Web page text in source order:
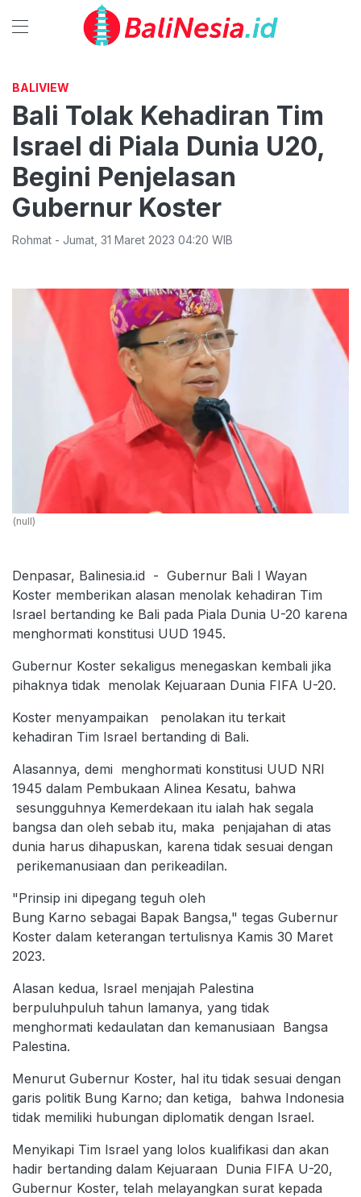
BALIVIEW
Bali Tolak Kehadiran Tim
Israel di Piala Dunia U20,
Begini Penjelasan
Gubernur Koster
Rohmat - Jumat 31 Maret 2023 04:20 WIB
(null)
Denpasar, Balinesia.id - Gubernur Bali I Wayan
Koster memberikan alasan menolak kehadiran Tim
Israel bertanding ke Bali pada Piala Dunia U-20 karena
menghormati konstitusi UUD 1945.
Gubernur Koster sekaligus menegaskan kembali jika
pihaknya tidak menolak Kejuaraan Dunia FIFA U-20.
Koster menyampaikan penolakan itu terkait
kehadiran Tim Israel bertanding di Bali.
Alasannya, demi menghormati konstitusi UUD NRI
1945 dalam Pembukaan Alinea Kesatu, bahwa
sesungguhnya Kemerdekaan itu ialah hak segala
bangsa dan oleh sebab itu, maka penjajahan di atas
dunia harus dihapuskan, karena tidak sesuai dengan
perikemanusiaan dan perikeadilan.
"Prinsip ini dipegang teguh oleh
Bung Karno sebagai Bapak Bangsa," tegas Gubernur
Koster dalam keterangan tertulisnya Kamis 30 Maret
2023.
Alasan kedua, Israel menjajah Palestina
berpuluhpuluh tahun lamanya, yang tidak
menghormati kedaulatan dan kemanusiaan Bangsa
Palestina.
Menurut Gubernur Koster, hal itu tidak sesuai dengan
garis politik Bung Karno; dan ketiga, bahwa Indonesia
tidak memiliki hubungan diplomatik dengan Israel.
Menyikapi Tim Israel yang lolos kualifikasi dan akan
hadir bertanding dalam Kejuaraan Dunia FIFA U-20,
Gubernur Koster, telah melayangkan surat kepada